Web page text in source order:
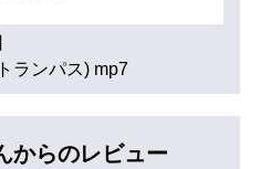
ランパス) mp7
からのレビュー